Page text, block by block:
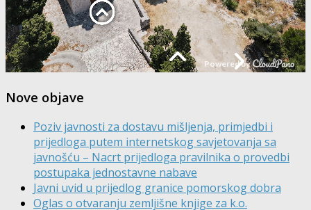
Nove objave
Poziv javnosti za dostavu mišljenja, primjedbi i
prijedloga putem internetskog savjetovanja sa
javnošću – Nacrt prijedloga pravilnika o provedbi
postupaka jednostavne nabave
Javni uvid u prijedlog granice pomorskog dobra
Oglas o otvaranju zemljišne knjige za k.o.